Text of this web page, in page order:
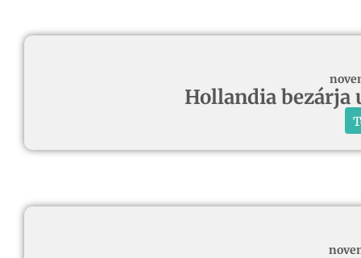
Hollandia bezárja